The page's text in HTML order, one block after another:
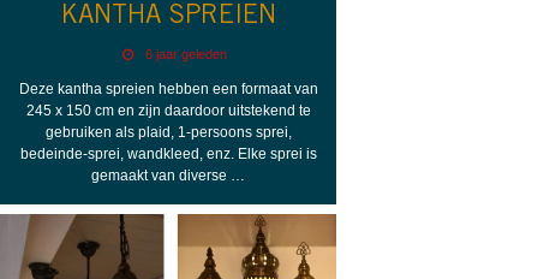
KANTHA SPREIEN
6 jaar geleden
Deze kantha spreien hebben een formaat van
245 x 150 cm en zijn daardoor uitstekend te
gebruiken als plaid, 1-persoons sprei,
bedeinde-sprei, wandkleed, enz. Elke sprei is
gemaakt van diverse …